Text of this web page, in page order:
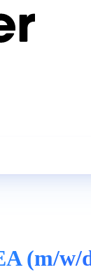
(m/w/